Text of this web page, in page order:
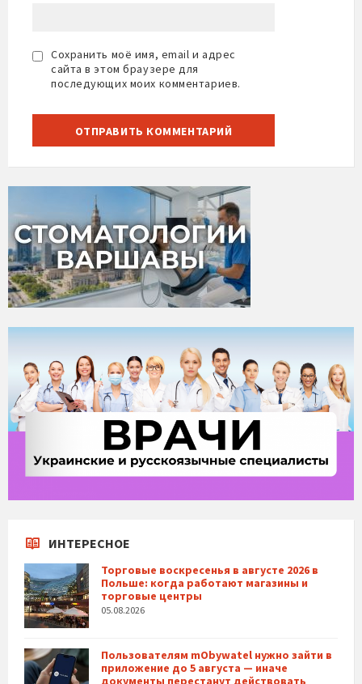
Сохранить моё имя, email и адрес
сайта в этом браузере для
последующих моих комментариев.
ИНТЕРЕСНОЕ
Торговые воскресенья в августе 2026 в
Польше: когда работают магазины и
торговые центры
05.08.2026
Пользователям mObywatel нужно зайти в
приложение до 5 августа — иначе
документы перестанут действовать